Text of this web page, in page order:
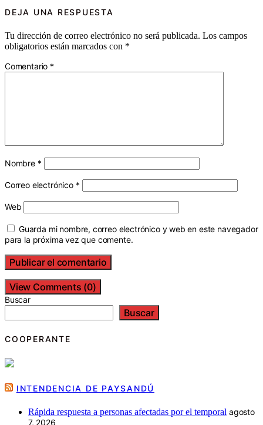
DEJA UNA RESPUESTA
Tu dirección de correo electrónico no será publicada. Los campos
obligatorios están marcados con *
Comentario *
Nombre *
Correo electrónico *
Web
Guarda mi nombre, correo electrónico y web en este navegador
para la próxima vez que comente.
View Comments (0)
Buscar
Buscar
COOPERANTE
INTENDENCIA DE PAYSANDÚ
Rápida respuesta a personas afectadas por el temporal agosto
7, 2026